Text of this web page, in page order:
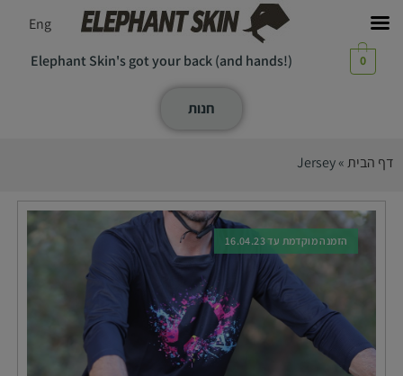
Elephant Skin's got your back (and hands!) 0
Eng
חנות
דף הבית»
Jersey
הזמנה מוקדמת עד 16.04.23